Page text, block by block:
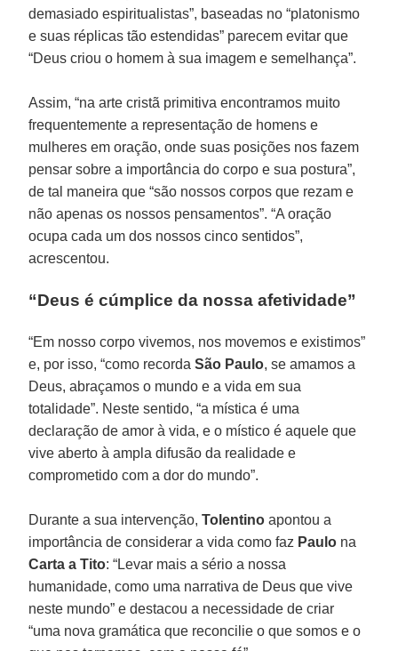
demasiado espiritualistas”, baseadas no “platonismo
e suas réplicas tão estendidas” parecem evitar que
“Deus criou o homem à sua imagem e semelhança”.
Assim, “na arte cristã primitiva encontramos muito
frequentemente a representação de homens e
mulheres em oração, onde suas posições nos fazem
pensar sobre a importância do corpo e sua postura”,
de tal maneira que “são nossos corpos que rezam e
não apenas os nossos pensamentos”. “A oração
ocupa cada um dos nossos cinco sentidos”,
acrescentou.
“Deus é cúmplice da nossa afetividade”
“Em nosso corpo vivemos, nos movemos e existimos”
e, por isso, “como recordaSão Paulo, se amamos a
Deus, abraçamos o mundo e a vida em sua
totalidade”. Neste sentido, “a mística é uma
declaração de amor à vida, e o místico é aquele que
vive aberto à ampla difusão da realidade e
comprometido com a dor do mundo”.
Durante a sua intervenção,Tolentino apontou a
importância de considerar a vida como faz Paulo na
Carta a Tito: “Levar mais a sério a nossa
humanidade, como uma narrativa de Deus que vive
neste mundo” e destacou a necessidade de criar
“uma nova gramática que reconcilie o que somos e o